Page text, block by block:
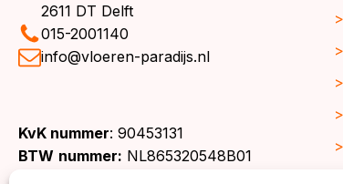
2611 DT Delft
015-2001140
info@vloeren-paradijs.nl
KvK nummer: 90453131
BTW nummer: NL865320548B01